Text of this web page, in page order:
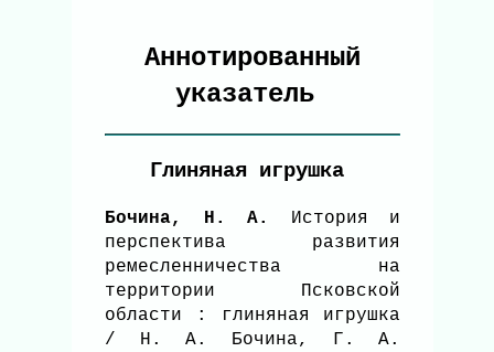
Аннотированный
указатель
Глиняная игрушка
Бочина, Н. А.
История и
перспектива развития
ремесленничества на
территории Псковской
области : глиняная игрушка
/ Н. А. Бочина, Г. А.